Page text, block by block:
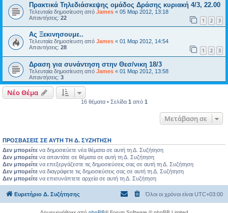
Πρακτικά Τηλεδιάσκεψης ομάδος Δράσης κυριακή 4/3, 22.00
Τελευταία δημοσίευση από James « 05 Μαρ 2012, 13:18
Απαντήσεις: 22 1 2 3
Ας Ξεκινησουμε..
Τελευταία δημοσίευση από James « 01 Μαρ 2012, 14:54
Απαντήσεις: 28 1 2 3
Δραση για συνάντηση στην Θεσ/νικη 18/3
Τελευταία δημοσίευση από James « 01 Μαρ 2012, 13:58
Απαντήσεις: 3
Νέο Θέμα
16 θέματα • Σελίδα 1 από 1
Μετάβαση σε
ΠΡΟΣΒΆΣΕΙΣ ΣΕ ΑΥΤΉ ΤΗ Δ. ΣΥΖΉΤΗΣΗ
Δεν μπορείτε να δημοσιεύετε νέα θέματα σε αυτή τη Δ. Συζήτηση
Δεν μπορείτε να απαντάτε σε θέματα σε αυτή τη Δ. Συζήτηση
Δεν μπορείτε να επεξεργάζεστε τις δημοσιεύσεις σας σε αυτή τη Δ. Συζήτηση
Δεν μπορείτε να διαγράφετε τις δημοσιεύσεις σας σε αυτή τη Δ. Συζήτηση
Δεν μπορείτε να επισυνάπτετε αρχεία σε αυτή τη Δ. Συζήτηση
Ευρετήριο Δ. Συζήτησης Όλοι οι χρόνοι είναι UTC+03:00